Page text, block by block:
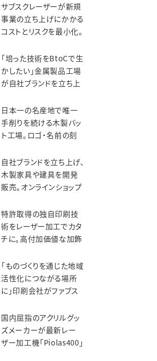
サブスクレーザーが新規
事業の立ち上げにかかる
コストとリスクを最小化。
kiond（キオンド）様
「培った技術をBtoCで生
かしたい」金属製品工場
が自社ブランドを立ち上
造販売。錦中央工業様
日本一の名産地で唯一
手削りを続ける木製バッ
ト工場。ロゴ・名前の刻
を活用。エスオースポーツ
工業様
自社ブランドを立ち上げ、
木製家具や建具を開発
販売。オンラインショップ
大。KIZAIKU C+（阪口銘
木店）様
特許取得の独自印刷技
術をレーザー加工でカタ
チに。高付加価値な加飾
柱へ。智昌加工様
「ものづくりを通じた地域
活性化につながる場所
に」印刷会社がファブス
や印刷工業様
国内屈指のアクリルグッ
ズメーカーが最新レー
ザー加工機「Piolas400」